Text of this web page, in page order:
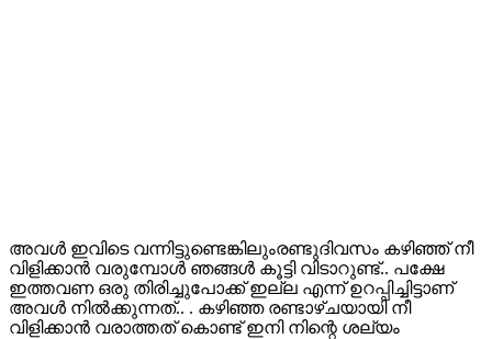
അവൾ ഇവിടെ വന്നിട്ടുണ്ടെങ്കിലുംരണ്ടുദിവസം കഴിഞ്ഞ് നീ
വിളിക്കാൻ വരുമ്പോൾ ഞങ്ങൾ കൂട്ടി വിടാറുണ്ട്.. പക്ഷേ
ഇത്തവണ ഒരു തിരിച്ചുപോക്ക് ഇല്ല എന്ന് ഉറപ്പിച്ചിട്ടാണ്
അവൾ നിൽക്കുന്നത്.. . കഴിഞ്ഞ രണ്ടാഴ്ചയായി നീ
വിളിക്കാൻ വരാത്തത് കൊണ്ട് ഇനി നിന്റെ ശല്യം